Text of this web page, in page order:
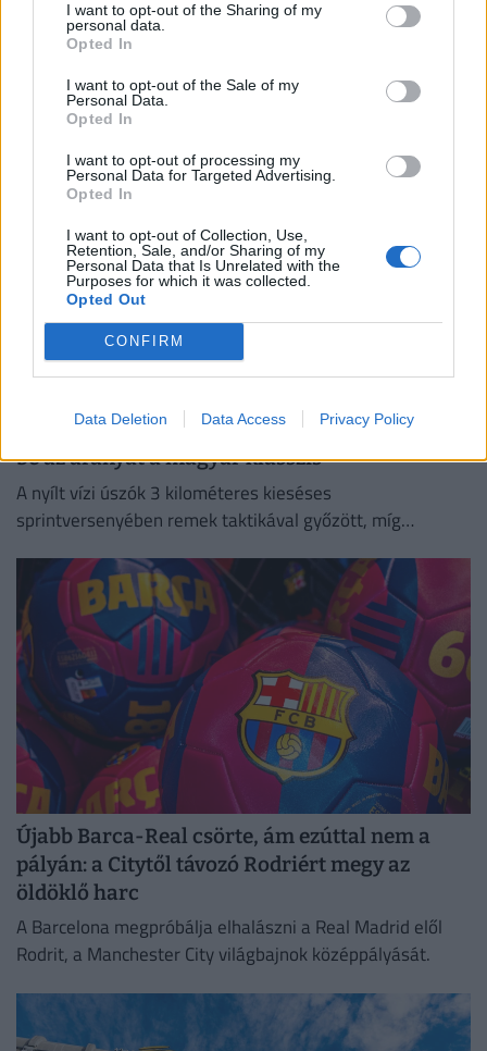
I want to opt-out of the Sharing of my
personal data.
Opted In
I want to opt-out of the Sale of my
Personal Data.
Opted In
I want to opt-out of processing my
Personal Data for Targeted Advertising.
Opted In
I want to opt-out of Collection, Use,
Retention, Sale, and/or Sharing of my
Personal Data that Is Unrelated with the
Purposes for which it was collected.
Opted Out
CONFIRM
Data Deletion Data Access Privacy Policy
Több mint száz napja nem láttuk a pályán: mi
lesz Carlos Alcaraz karrierjével?
Carlos Alcaraz saját bevallása szerint ugyan edzésbe állt,
de még mindig kérdéses, láthatjuk-e a szeptemberi US
Elképesztő finálé: hihetetlen hajrával zsebelte
be az aranyat a magyar klasszis
A nyílt vízi úszók 3 kilométeres kieséses
sprintversenyében remek taktikával győzött, míg
Újabb Barca-Real csörte, ám ezúttal nem a
pályán: a Citytől távozó Rodriért megy az
öldöklő harc
A Barcelona megpróbálja elhalászni a Real Madrid elől
Rodrit, a Manchester City világbajnok középpályását.